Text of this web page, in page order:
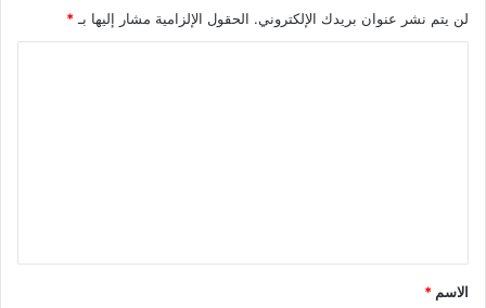
لن يتم نشر عنوان بريدك الإلكتروني. الحقول الإلزامية مشار إليها بـ *
*
الاسم *